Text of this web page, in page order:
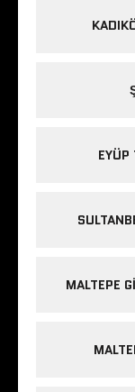
MALTEPE